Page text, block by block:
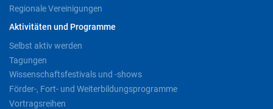
Regionale Vereinigungen
Aktivitäten und Programme
Selbst aktiv werden
Tagungen
Wissenschaftsfestivals und -shows
Förder-, Fort- und Weiterbildungsprogramme
Vortragsreihen